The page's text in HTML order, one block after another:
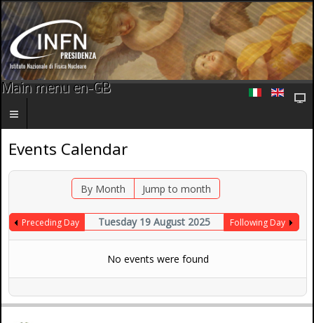
Main menu en-GB
Events Calendar
By Month Jump to month
Preceding Day Tuesday 19 August 2025 Following Day
No events were found